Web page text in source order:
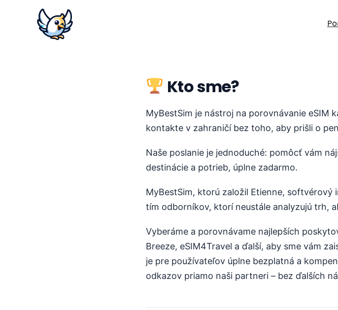
Kto sme?
MyBestSim je nástroj na porovnávanie
kontakte v zahraničí bez toho, aby prišli o
Naše poslanie je jednoduché: pomôcť vám
destinácie a potrieb, úplne zadarmo.
MyBestSim, ktorú založil Etienne, softvérový
tím odborníkov, ktorí neustále analyzujú trh,
Vyberáme a porovnávame najlepších
Breeze, eSIM4Travel a ďalší, aby sme vám
je pre používateľov úplne bezplatná a
odkazov priamo naši partneri – bez ďalších